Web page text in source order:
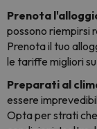
Prenota
possono riempirsi
Prenota il tuo
le tariffe migliori
Preparati al
essere
Opta per strati